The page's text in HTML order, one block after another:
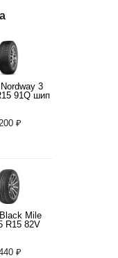
3
91Q шип
₽
Mile
R15 82V
₽